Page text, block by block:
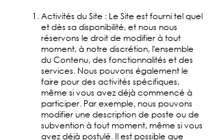
Activités du Site : Le Site est fourni tel quel
et dès sa disponibilité, et nous nous
réservons le droit de modifier à tout
moment, à notre discrétion, l'ensemble
du Contenu, des fonctionnalités et des
services. Nous pouvons également le
faire pour des activités spécifiques,
même si vous avez déjà commencé à
participer. Par exemple, nous pouvons
modifier une description de poste ou de
subvention à tout moment, même si vous
avez déjà postulé. Il est possible que